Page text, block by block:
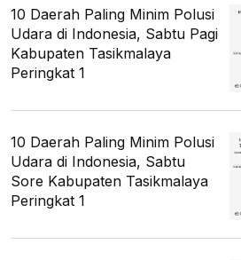
10 Daerah Paling Minim Polusi
Udara di Indonesia, Sabtu Pagi
Kabupaten Tasikmalaya
Peringkat 1
10 Daerah Paling Minim Polusi
Udara di Indonesia, Sabtu
Sore Kabupaten Tasikmalaya
Peringkat 1